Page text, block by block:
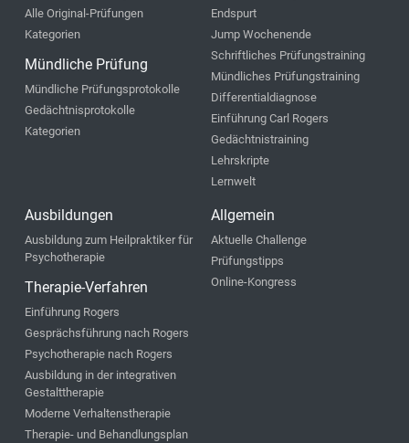
Alle Original-Prüfungen
Kategorien
Mündliche Prüfung
Mündliche Prüfungsprotokolle
Gedächtnisprotokolle
Kategorien
Endspurt
Jump Wochenende
Schriftliches Prüfungstraining
Mündliches Prüfungstraining
Differentialdiagnose
Einführung Carl Rogers
Gedächtnistraining
Lehrskripte
Lernwelt
Ausbildungen
Ausbildung zum Heilpraktiker für
Psychotherapie
Therapie-Verfahren
Einführung Rogers
Gesprächsführung nach Rogers
Psychotherapie nach Rogers
Ausbildung in der integrativen
Gestalttherapie
Moderne Verhaltenstherapie
Therapie- und Behandlungsplan
Allgemein
Aktuelle Challenge
Prüfungstipps
Online-Kongress